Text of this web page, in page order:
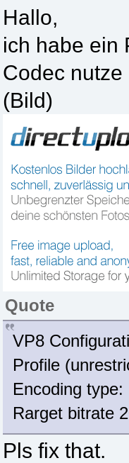
Hallo,
ich habe ein
Codec
(Bild)
Quote
VP8
Profile
Encoding
Rarget bitrate
Pls fix that.